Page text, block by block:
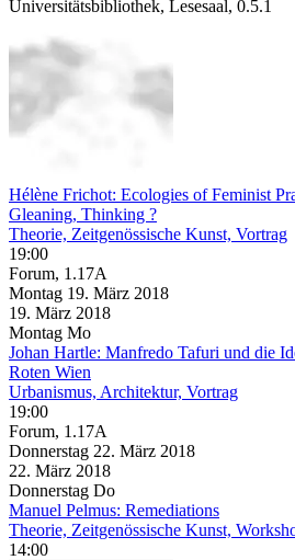
Universitätsbibliothek, Lesesaal, 0.5.1
Hélène Frichot: Ecologies of Feminist
Gleaning, Thinking ?
Theorie, Zeitgenössische Kunst, Vortrag
19:00
Forum, 1.17A
Montag 19. März 2018
19. März 2018
Montag Mo
Johan Hartle: Manfredo Tafuri und die
Roten Wien
Urbanismus, Architektur, Vortrag
19:00
Forum, 1.17A
Donnerstag 22. März 2018
22. März 2018
Donnerstag Do
Manuel Pelmus: Remediations
Theorie, Zeitgenössische Kunst,
14:00